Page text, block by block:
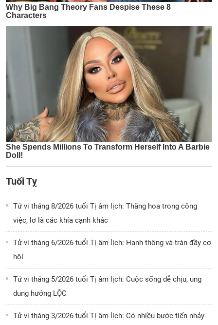
Tuổi Tỵ
Tử vi tháng 8/2026 tuổi Tị âm lịch: Thăng hoa trong công
việc, lơ là các khía cạnh khác
Tử vi tháng 6/2026 tuổi Tị âm lịch: Hanh thông và tràn đầy cơ
hội
Tử vi tháng 5/2026 tuổi Tị âm lịch: Cuộc sống dễ chịu, ung
dung hưởng LỘC
Tử vi tháng 3/2026 tuổi Tị âm lịch: Có nhiều bước tiến nhảy